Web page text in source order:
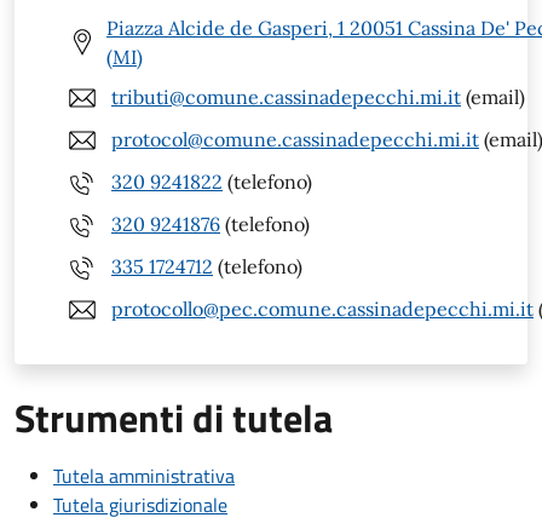
Piazza Alcide de Gasperi, 1 20051 Cassina De'
(MI)
tributi@comune.cassinadepecchi.mi.it (email)
protocol@comune.cassinadepecchi.mi.it (email)
320 9241822 (telefono)
320 9241876 (telefono)
335 1724712 (telefono)
protocollo@pec.comune.cassinadepecchi.mi.it
Strumenti di tutela
Tutela amministrativa
Tutela giurisdizionale